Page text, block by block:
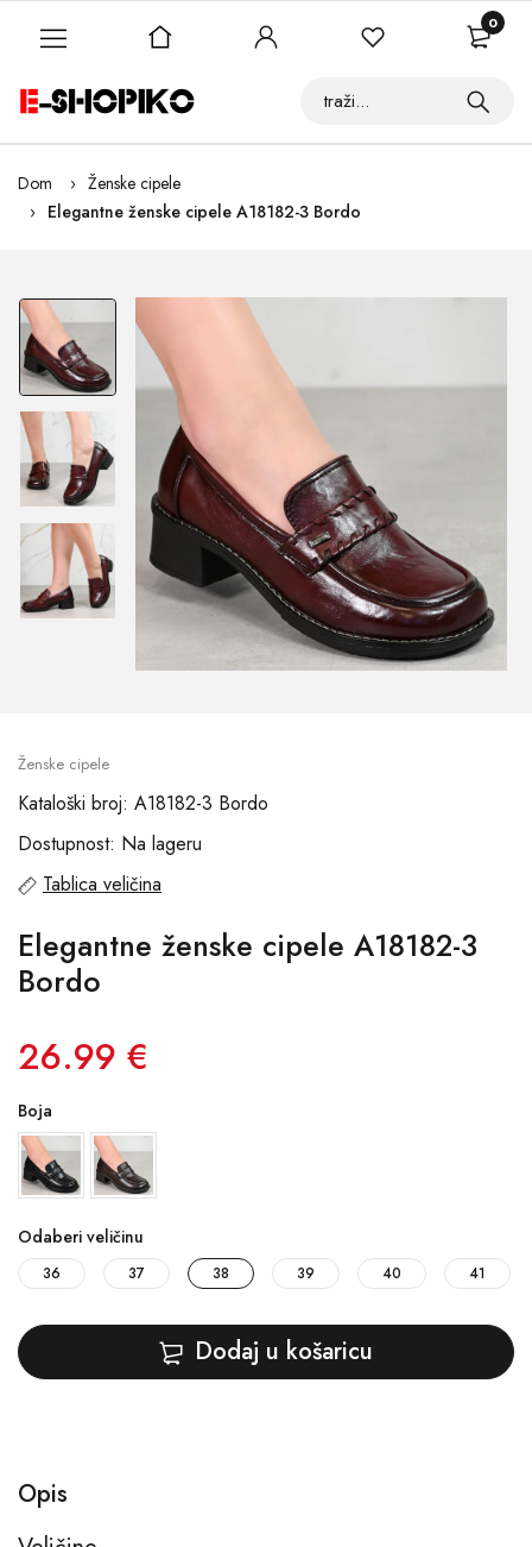
Dom
Ženske cipele
Elegantne ženske cipele A18182-3 Bordo
Ženske cipele
Kataloški broj: A18182-3 Bordo
Dostupnost: Na lageru
Tablica veličina
Elegantne ženske cipele A18182-3
Bordo
26.99 €
Boja
Odaberi veličinu
36 37 38 39 40 41
Dodaj u košaricu
Opis
0